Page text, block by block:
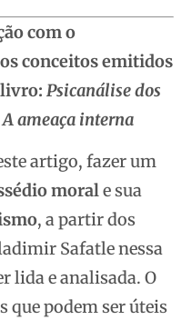
com o
conceitos emitidos
Psicanálise dos
ameaça interna
artigo, fazer um
morale sua
, a partir dos
Safatle nessa
lida e analisada. O
podem ser úteis